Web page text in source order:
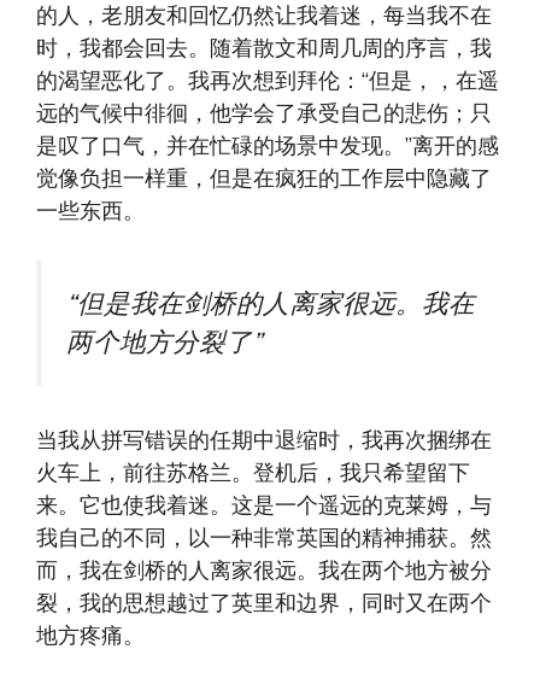
的人，老朋友和回忆仍然让我着迷，每当我不在
时，我都会回去。随着散文和周几周的序言，我
的渴望恶化了。我再次想到拜伦：“但是，，在遥
远的气候中徘徊，他学会了承受自己的悲伤；只
是叹了口气，并在忙碌的场景中发现。”离开的感
觉像负担一样重，但是在疯狂的工作层中隐藏了
一些东西。
“但是我在剑桥的人离家很远。我在
两个地方分裂了”
当我从拼写错误的任期中退缩时，我再次捆绑在
火车上，前往苏格兰。登机后，我只希望留下
来。它也使我着迷。这是一个遥远的克莱姆，与
我自己的不同，以一种非常英国的精神捕获。然
而，我在剑桥的人离家很远。我在两个地方被分
裂，我的思想越过了英里和边界，同时又在两个
地方疼痛。